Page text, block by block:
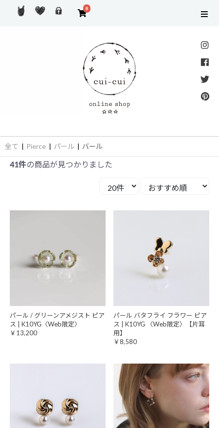
0
全て | Pierce | パール | パール
41件の商品が見つかりました
パール / グリーンアメジスト ピア
ス | K10YG〈Web限定〉
￥13,200
パール バタフライ フラワー ピア
ス | K10YG 〈Web限定〉【片耳
用】
￥8,580